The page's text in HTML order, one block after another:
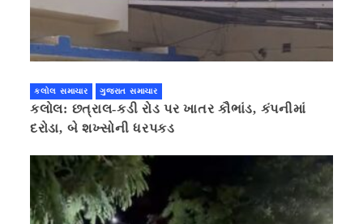
કલોલ સમાચાર ગુજરાત સમાચાર
કલોલ: છત્રાલ-કડી રોડ પર ખાતર કૌભાંડ, કંપનીમાં
દરોડા, બે શખ્સોની ધરપકડ